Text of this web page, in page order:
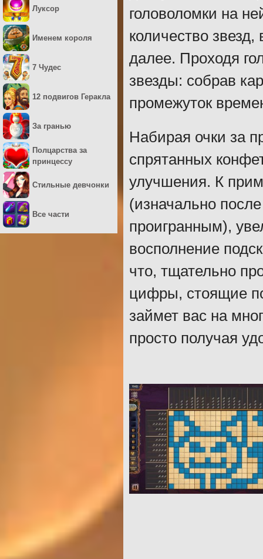
головоломки на
количество
далее. Проходя
звезды: собрав
промежуток
Набирая очки за
спрятанных
улучшения. К
(изначально
проигранным),
восполнение
что, тщательно
цифры, стоящие
займет вас на
просто получая
Луксор
Именем короля
7 Чудес
12 подвигов Геракла
За гранью
Полцарства за
принцессу
Стильные девчонки
Все части